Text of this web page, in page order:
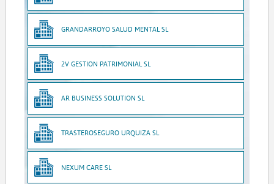
GRANDARROYO SALUD MENTAL SL
2V GESTION PATRIMONIAL SL
AR BUSINESS SOLUTION SL
TRASTEROSEGURO URQUIZA SL
NEXUM CARE SL